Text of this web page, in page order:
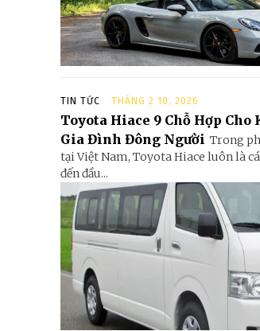
TIN TỨC THÁNG 2 10, 2026
Toyota Hiace 9 Chỗ Hợp Cho
Gia Đình Đông Người Trong
tại Việt Nam, Toyota Hiace luôn là
đến đầu...